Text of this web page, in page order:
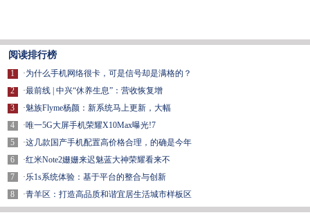
阅读排行榜
1
2
3
4
5
6
7
8
·为什么手机网络很卡，可是信号却是满格的？
·最前线 | 中兴“休养生息”：营收恢复增
·魅族Flyme杨颜：新系统马上更新，大幅
·唯一5G大屏手机荣耀X10Max曝光!7
·这几款国产手机配置高价格合理，的确是今年
·红米Note2姗姗来迟魅蓝大神荣耀看来不
·乐1s系统体验：基于平台的整合与创新
·青羊区：打造高品质和谐宜居生活城市样板区